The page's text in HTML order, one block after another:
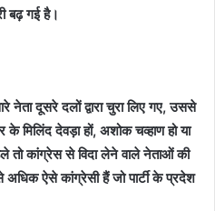
बढ़ गई है।
दूसरे दलों द्वारा चुरा लिए गए, उससे
के मिलिंद देवड़ा हों, अशोक चव्हाण हो या
कांग्रेस से विदा लेने वाले नेताओं की
ऐसे कांग्रेसी हैं जो पार्टी के प्रदेश